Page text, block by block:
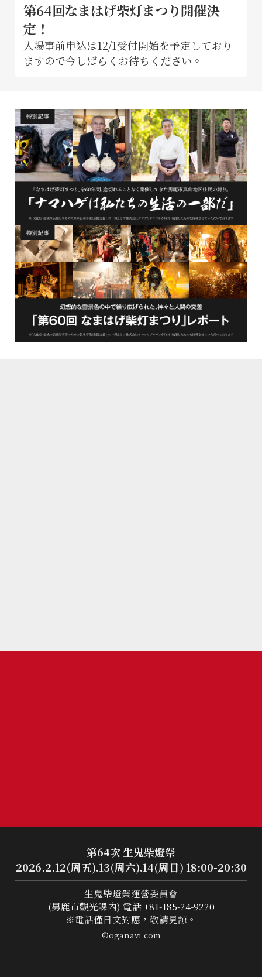
第64回なまはげ柴灯まつり開催決
定！
入場事前申込は12/1受付開始を予定しており
ますので今しばらくお待ちください。
第64次 生鬼柴燈祭
2026.2.12(周五).13(周六).14(周日) 18:00-20:30
生鬼柴燈祭運營委員會
(男鹿市觀光課內) 電話 +81-185-24-9220
※電話僅日文對應，敬請見諒。
©oganavi.com